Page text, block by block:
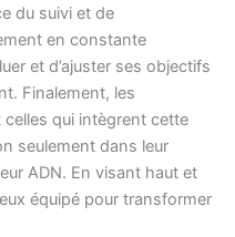
du suivi et de
en constante
et d’ajuster ses objectifs
Finalement, les
qui intègrent cette
seulement dans leur
ADN. En visant haut et
équipé pour transformer